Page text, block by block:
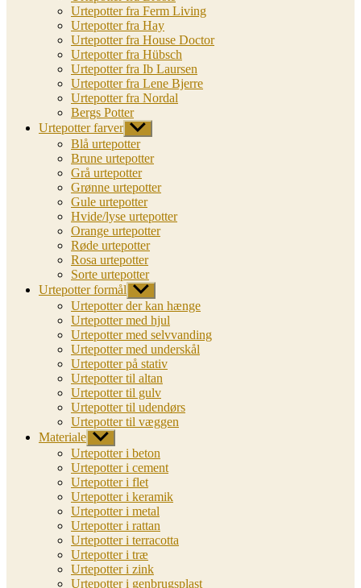
Urtepotter fra Ferm Living
Urtepotter fra Hay
Urtepotter fra House Doctor
Urtepotter fra Hübsch
Urtepotter fra Ib Laursen
Urtepotter fra Lene Bjerre
Urtepotter fra Nordal
Bergs Potter
Urtepotter farver Vis
undermenu
Blå urtepotter
Brune urtepotter
Grå urtepotter
Grønne urtepotter
Gule urtepotter
Hvide/lyse urtepotter
Orange urtepotter
Røde urtepotter
Rosa urtepotter
Sorte urtepotter
Urtepotter formål Vis
undermenu
Urtepotter der kan hænge
Urtepotter med hjul
Urtepotter med selvvanding
Urtepotter med underskål
Urtepotter på stativ
Urtepotter til altan
Urtepotter til gulv
Urtepotter til udendørs
Urtepotter til væggen
Materiale Vis
undermenu
Urtepotter i beton
Urtepotter i cement
Urtepotter i flet
Urtepotter i keramik
Urtepotter i metal
Urtepotter i rattan
Urtepotter i terracotta
Urtepotter i træ
Urtepotter i zink
Urtepotter i genbrugsplast